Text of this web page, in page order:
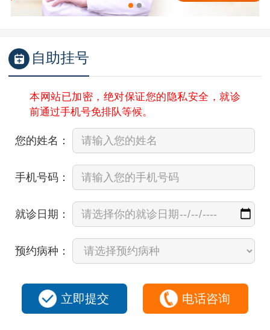
自助挂号
本网站已加密，绝对保证您的隐私安全，就诊
前通过手机号免排队等候。
您的姓名：
手机号码：
就诊日期：
预约病种：
立即提交 电话咨询